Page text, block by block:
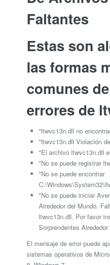
Faltantes
Estas son
las formas
comunes
errores de
"ltwvc13n.dll no
"ltwvc13n.dll Violación
"El archivo ltwvc13n.dll
"No se puede registrar
"No se puede encontrar
"No se puede iniciar
Alrededor del Mundo.
ltwvc13n.dll. Por favor
Sorprendentes
El mensaje de error puede
sistemas operativos de